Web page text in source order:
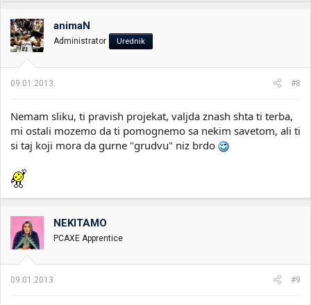
animaN
Administrator Urednik
09.01.2013. #8
Nemam sliku, ti pravish projekat, valjda znash shta ti terba,
mi ostali mozemo da ti pomognemo sa nekim savetom, ali ti
si taj koji mora da gurne "grudvu" niz brdo
NEKITAMO
PCAXE Apprentice
09.01.2013. #9